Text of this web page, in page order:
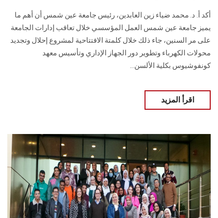
أكد أ. د. محمد ضياء زين العابدين، رئيس جامعة عين شمس أن أهم ما
يميز جامعة عين شمس العمل المؤسسي خلال تعاقب إدارات الجامعة
على مر السنين، جاء ذلك خلال كلمتة الافتتاحية لمشروع إحلال وتجديد
محولات الكهرباء وتطوير دور الجهاز الإداري وتأسيس معهد
كونفوشيوس بكلية الألسن...
اقرأ المزيد